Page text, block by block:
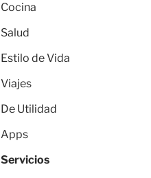
Cocina
Salud
Estilo de Vida
Viajes
De Utilidad
Apps
Servicios